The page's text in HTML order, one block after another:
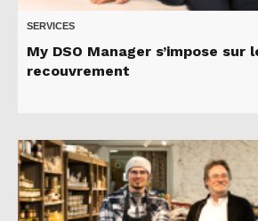
SERVICES
My DSO Manager s’impose sur
recouvrement